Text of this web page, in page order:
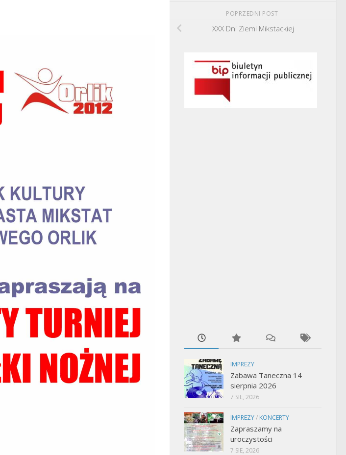
POPRZEDNI POST
XXX Dni Ziemi Mikstackiej
IMPREZY
Zabawa Taneczna 14
sierpnia 2026
7 SIE, 2026
IMPREZY/ KONCERTY
Zapraszamy na
uroczystości
7 SIE, 2026